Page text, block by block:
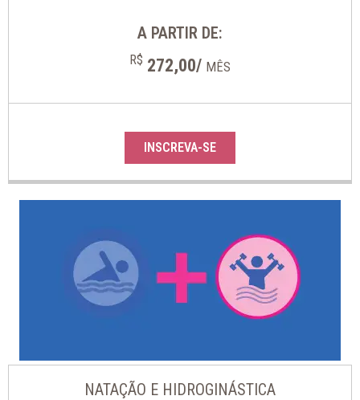
A PARTIR DE:
R$ 272,00/ MÊS
INSCREVA-SE
NATAÇÃO E HIDROGINÁSTICA